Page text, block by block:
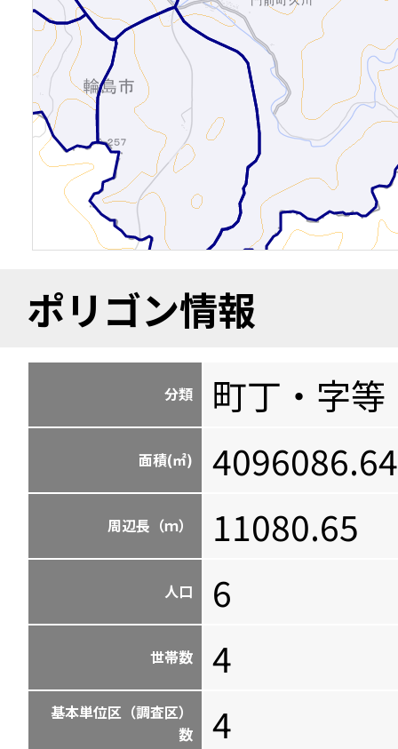
ポリゴン情報
分類 町丁・字等
面積(㎡) 4096086.64
周辺長（ｍ） 11080.65
人口 6
世帯数 4
基本単位区（調査区）
数
4